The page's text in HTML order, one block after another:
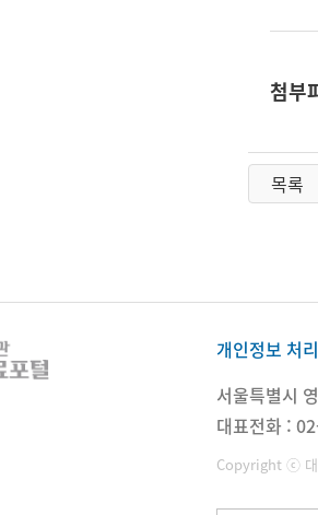
첨부
목록
개인정보 처
서울특별시
대표전화 :
Copyright ⓒ 대